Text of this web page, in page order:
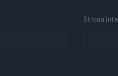
Strona